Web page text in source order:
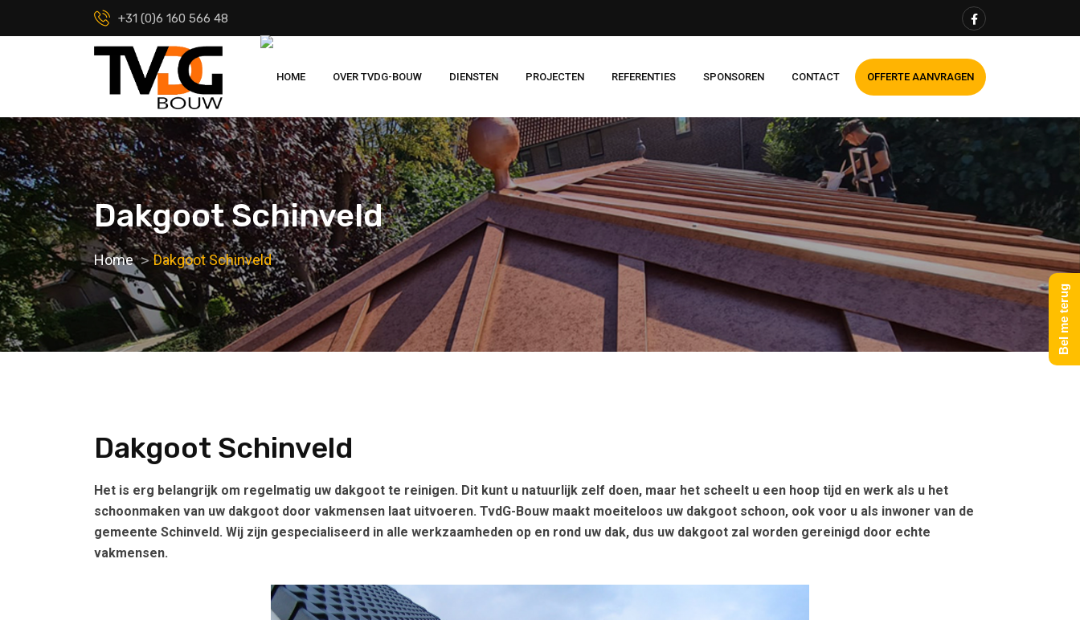
+31 (0)6 160 566 48
HOME OVER TVDG-BOUW DIENSTEN PROJECTEN REFERENTIES SPONSOREN CONTACT OFFERTE AANVRAGEN
Dakgoot Schinveld
Home Dakgoot Schinveld
Dakgoot Schinveld
Het is erg belangrijk om regelmatig uw dakgoot te reinigen. Dit kunt u natuurlijk zelf doen, maar het scheelt u een hoop tijd en werk als u het
schoonmaken van uw dakgoot door vakmensen laat uitvoeren. TvdG-Bouw maakt moeiteloos uw dakgoot schoon, ook voor u als inwoner van de
gemeente Schinveld. Wij zijn gespecialiseerd in alle werkzaamheden op en rond uw dak, dus uw dakgoot zal worden gereinigd door echte
vakmensen.
Bel me terug